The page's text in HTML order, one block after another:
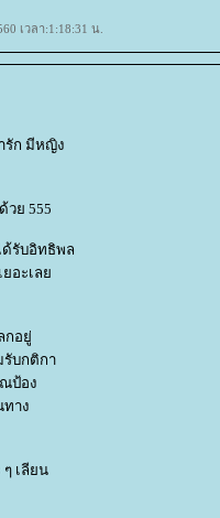
เวลา:1:18:31 น.
รัก มีหญิง
ย 555
รับอิทธิพล
ยอะเล
กอยู่
รับกติกา
ป้อง
ทาง
เลียน